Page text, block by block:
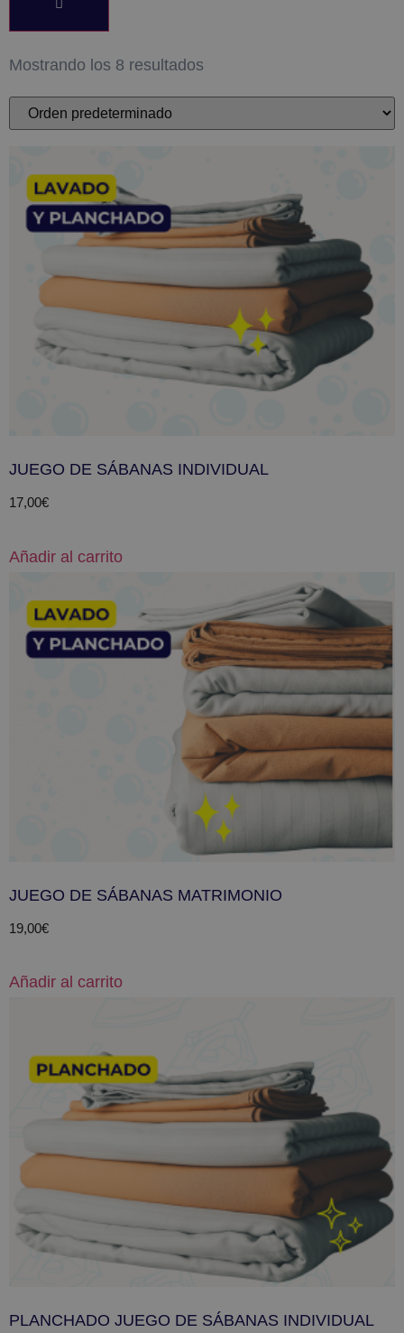
Mostrando los 8 resultados
JUEGO DE SÁBANAS INDIVIDUAL
17,00€
Añadir al carrito
JUEGO DE SÁBANAS MATRIMONIO
19,00€
Añadir al carrito
PLANCHADO JUEGO DE SÁBANAS INDIVIDUAL